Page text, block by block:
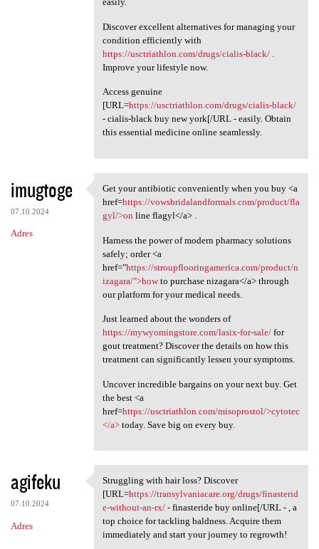
Discover excellent alternatives for managing your
condition efficiently with
https://usctriathlon.com/drugs/cialis-black/.
Improve your lifestyle now.
Access genuine
[URL=https://usctriathlon.com/drugs/cialis-black/
- cialis-black buy new york[/URL - easily. Obtain
this essential medicine online seamlessly.
imugtoge
07.10.2024
Adres
Get your antibiotic
Get your antibiotic conveniently when you buy <a
href=https://vowsbridalandformals.com/product/fla
gyl/>on line flagyl</a> .
Harness the power of modern pharmacy solutions
safely; order <a
href="https://stroupflooringamerica.com/product/n
izagara/">howto purchase nizagara</a> through
our platform for your medical needs.
Just learned about the wonders of
https://mywyomingstore.com/lasix-for-sale/for
gout treatment? Discover the details on how this
treatment can significantly lessen your symptoms.
Uncover incredible bargains on your next buy. Get
the best <a
href=https://usctriathlon.com/misoprostol/>cytotec
</a>today. Save big on every buy.
agifeku
07.10.2024
Adres
Struggling with hair loss?
Struggling with hair loss? Discover
[URL=https://transylvaniacare.org/drugs/finasterid
e-without-an-rx/- finasteride buy online[/URL - , a
top choice for tackling baldness. Acquire them
immediately and start your journey to regrowth!